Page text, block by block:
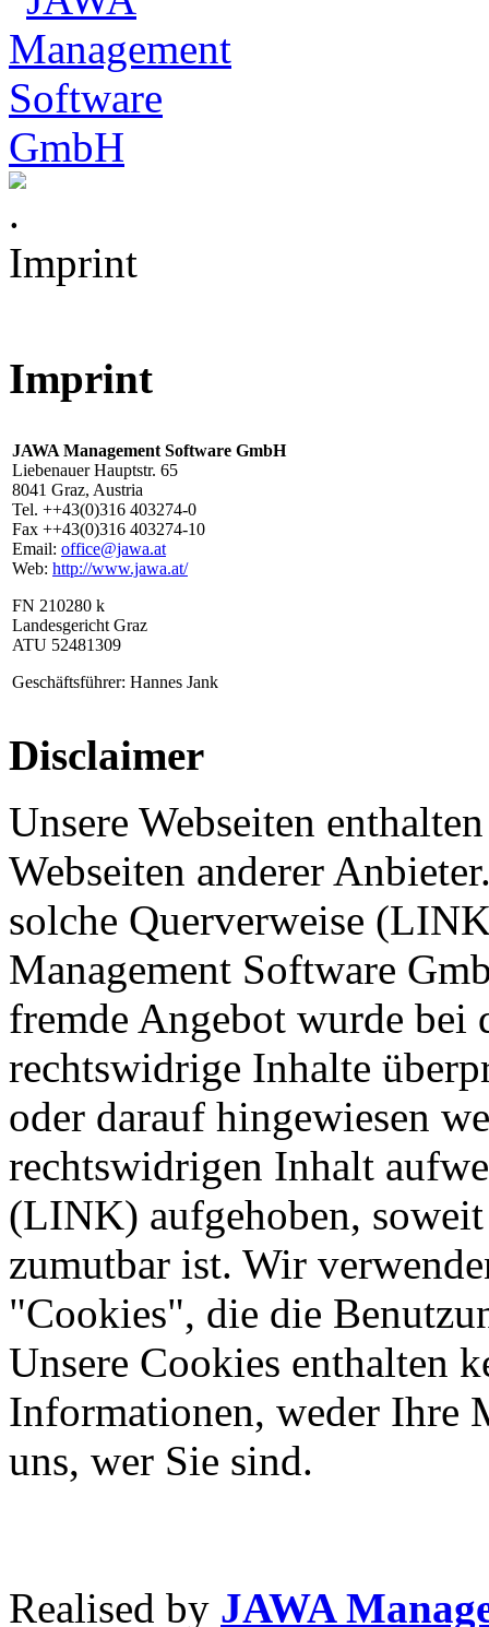
Imprint
Imprint
JAWA Management Software GmbH
Liebenauer Hauptstr. 65
8041 Graz, Austria
Tel. ++43(0)316 403274-0
Fax ++43(0)316 403274-10
Email: office@jawa.at
Web: http://www.jawa.at/
FN 210280 k
Landesgericht Graz
ATU 52481309
Geschäftsführer: Hannes Jank
Disclaimer
Unsere Webseiten
Webseiten anderer
solche Querverweise
Management Software
fremde Angebot wurde bei
rechtswidrige Inhalte
oder darauf hingewiesen
rechtswidrigen Inhalt
(LINK) aufgehoben,
zumutbar ist. Wir
"Cookies", die die
Unsere Cookies enthalten
Informationen, weder Ihre
uns, wer Sie sind.
Realised by JAWA